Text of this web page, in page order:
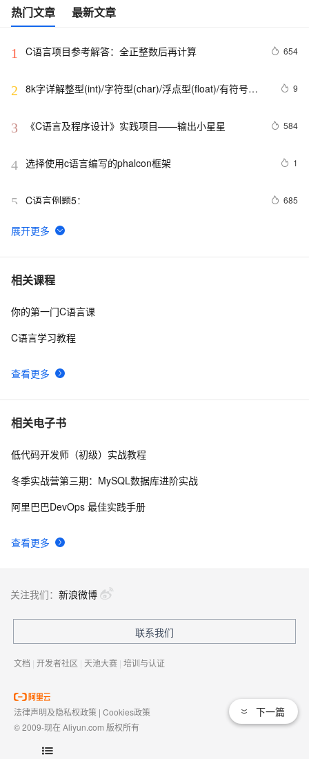
热门文章 最新文章
1 C语言项目参考解答：全正整数后再计算 654
2 8k字详解整型(int)/字符型(char)/浮点型(float)/有符号
内功修炼/C语言】
9
3 《C语言及程序设计》实践项目——输出小星星 584
4 选择使用c语言编写的phalcon框架 1
5 C语言例题5： 685
6 C语言杂谈——静态函数
7 【C语言程序设计——函数】分数数列求和1（头歌实践
8 C与C++《精通Unix下C语言与项目实践》读书笔记（8）
量详解 常见表达式详解
相关课程
查看更多
你的第一门C语言课
C语言学习教程
相关电子书
查看更多
低代码开发师（初级）实战教程
冬季实战营第三期：MySQL数据库进阶实战
阿里巴巴DevOps 最佳实践手册
下一篇
关注我们： 新浪微博
联系我们
文档 | 开发者社区 | 天池大赛 | 培训与认证
法律声明及隐私权政策 | Cookies政策
© 2009-现在 Aliyun.com 版权所有